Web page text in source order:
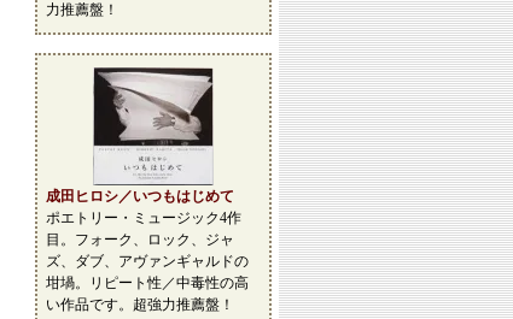
力推薦盤！
成田ヒロシ／いつもはじめて
ポエトリー・ミュージック4作
目。フォーク、ロック、ジャ
ズ、ダブ、アヴァンギャルドの
坩堝。リピート性／中毒性の高
い作品です。超強力推薦盤！